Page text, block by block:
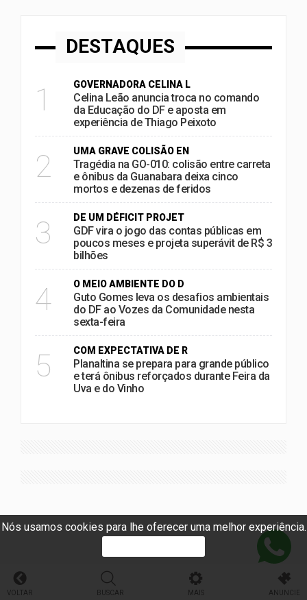
Nós usamos cookies para lhe oferecer uma melhor experiência.
DESTAQUES
1 GOVERNADORA CELINA L
Celina Leão anuncia troca no comando
da Educação do DF e aposta em
experiência de Thiago Peixoto
2 UMA GRAVE COLISÃO EN
Tragédia na GO-010: colisão entre carreta
e ônibus da Guanabara deixa cinco
mortos e dezenas de feridos
3 DE UM DÉFICIT PROJET
GDF vira o jogo das contas públicas em
poucos meses e projeta superávit de R$ 3
bilhões
4 O MEIO AMBIENTE DO D
Guto Gomes leva os desafios ambientais
do DF ao Vozes da Comunidade nesta
sexta-feira
5 COM EXPECTATIVA DE R
Planaltina se prepara para grande público
e terá ônibus reforçados durante Feira da
Uva e do Vinho
VOLTAR BUSCAR MAIS ANUNCIE